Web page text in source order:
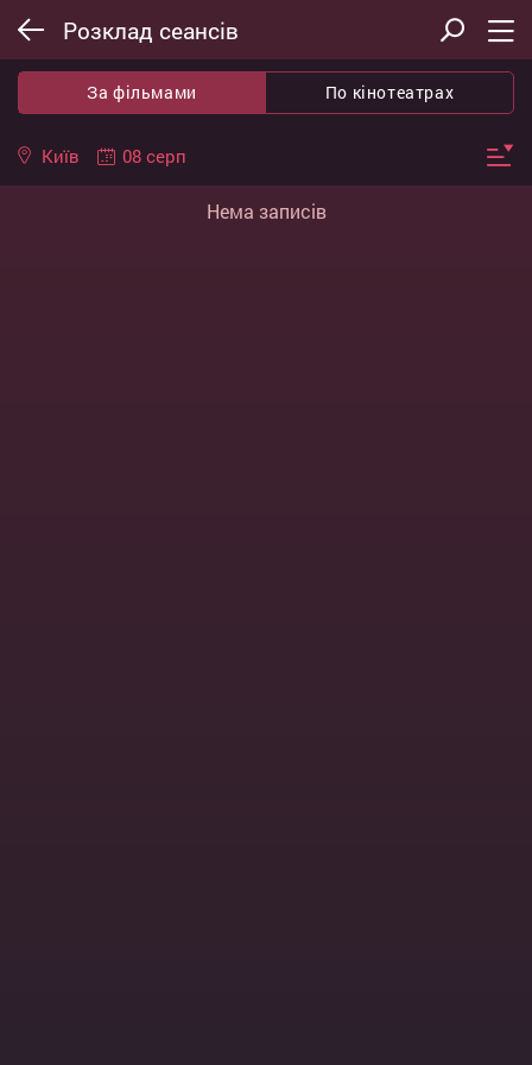
Розклад сеансів
За фільмами По кінотеатрах
Київ 08 серп
Нема записів